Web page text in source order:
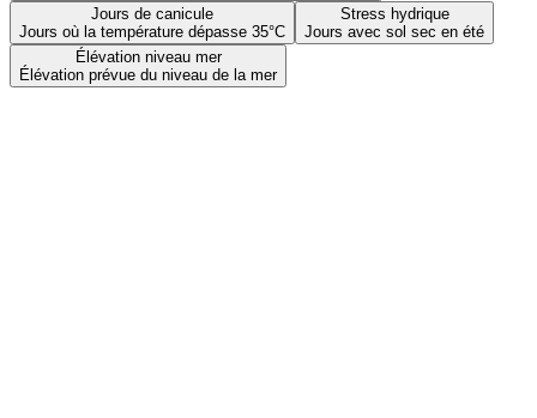
Jours de canicule
Jours où la température dépasse 35°C
Stress hydrique
Jours avec sol sec en été
Élévation niveau mer
Élévation prévue du niveau de la mer